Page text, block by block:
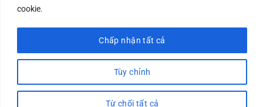
cookie.
Tùy chỉnh
Từ chối tất cả
Chấp nhận tất cả
Copyrights @2023 Nam Binh Xuong. All Rights Reserved